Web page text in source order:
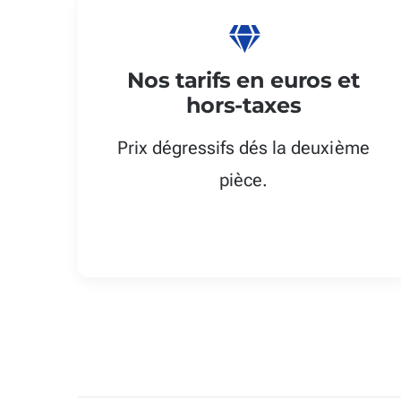
Nos tarifs en euros et
hors-taxes
Prix dégressifs dés la deuxième
pièce.